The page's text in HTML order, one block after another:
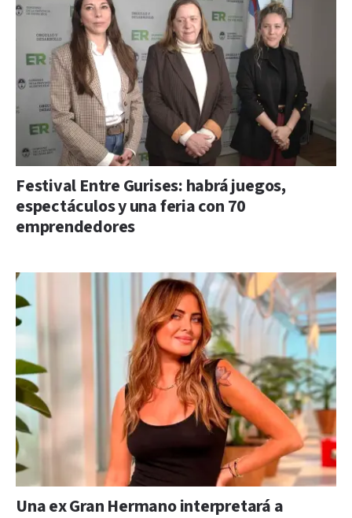
Festival Entre Gurises: habrá juegos,
espectáculos y una feria con 70
emprendedores
Una ex Gran Hermano interpretará a